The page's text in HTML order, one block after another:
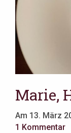
Marie,
Am 13. März
1 Kommentar
neue deutsche
regional (58)
Gault Millau (29)
Jeunes
Antwerpen (20)
Berlin (17)
Bib